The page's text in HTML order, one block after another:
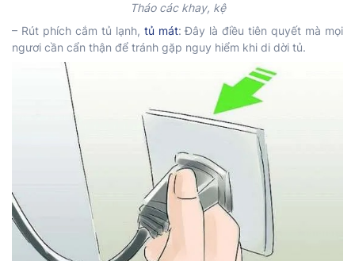
Tháo các khay, kệ
– Rút phích cắm tủ lạnh, tủ mát: Đây là điều tiên quyết mà mọi
ngươi cần cẩn thận để tránh gặp nguy hiểm khi di dời tủ.